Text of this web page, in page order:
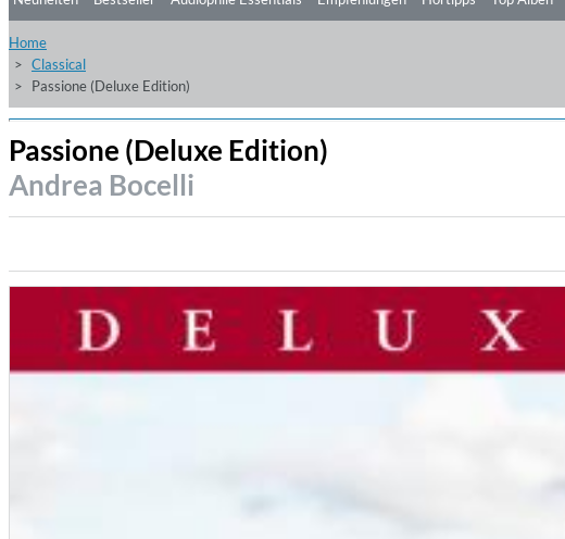
Home
Classical
Passione (Deluxe Edition)
Passione (Deluxe Edition)
Andrea Bocelli